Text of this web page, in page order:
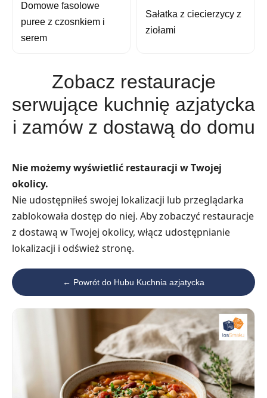
Domowe fasolowe
puree z czosnkiem i
serem
Sałatka z ciecierzycy z
ziołami
Zobacz restauracje
serwujące kuchnię azjatycka
i zamów z dostawą do domu
Nie możemy wyświetlić restauracji w Twojej
okolicy.
Nie udostępniłeś swojej lokalizacji lub przeglądarka
zablokowała dostęp do niej. Aby zobaczyć restauracje
z dostawą w Twojej okolicy, włącz udostępnianie
lokalizacji i odśwież stronę.
← Powrót do Hubu Kuchnia azjatycka